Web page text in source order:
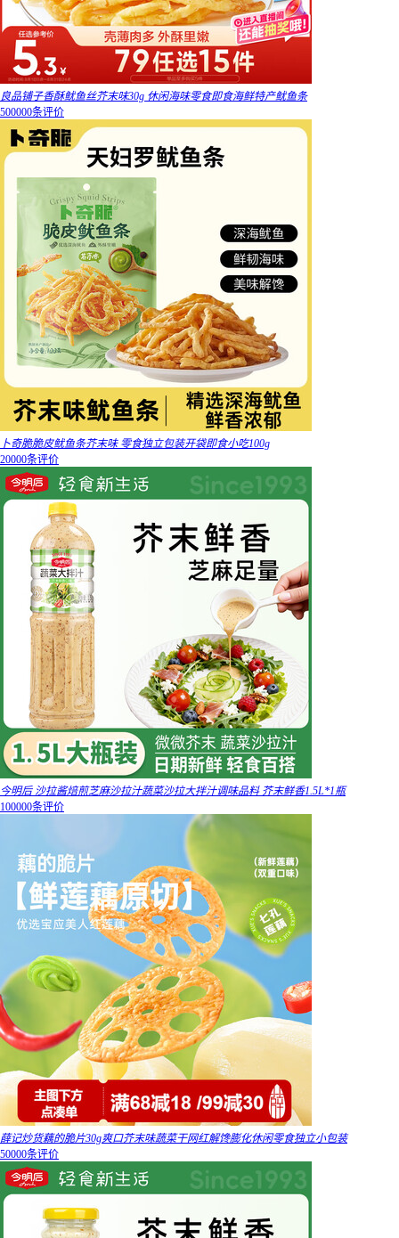
良品铺子香酥鱿鱼丝芥末味30g 休闲海味零食即食海鲜特产鱿鱼条
500000条评价
卜奇脆脆皮鱿鱼条芥末味 零食独立包装开袋即食小吃100g
20000条评价
今明后 沙拉酱焙煎芝麻沙拉汁蔬菜沙拉大拌汁调味品料 芥末鲜香1.5L*1瓶
100000条评价
薛记炒货藕的脆片30g爽口芥末味蔬菜干网红解馋膨化休闲零食独立小包装
50000条评价